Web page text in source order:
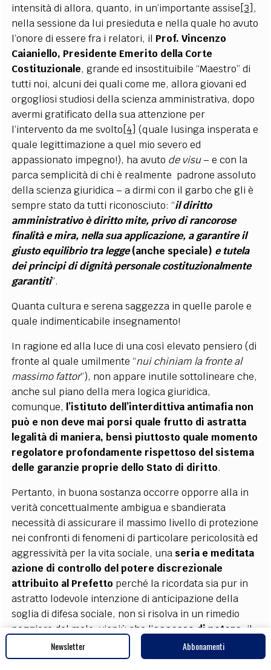
intensità di allora, quanto, in un’importante assise[3] ,
nella sessione da lui presieduta e nella quale ho avuto
l’onore di essere fra i relatori, il Prof. Vincenzo
Caianiello, Presidente Emerito della Corte
Costituzionale, grande ed insostituibile “Maestro” di
tutti noi, alcuni dei quali come me, allora giovani ed
orgogliosi studiosi della scienza amministrativa, dopo
avermi gratificato della sua attenzione per
l’intervento da me svolto[4] (quale lusinga insperata e
quale legittimazione a quel mio severo ed
appassionato impegno!), ha avuto de visu– e con la
parca semplicità di chi è realmente padrone assoluto
della scienza giuridica – a dirmi con il garbo che gli è
sempre stato da tutti riconosciuto: “il diritto
amministrativo è diritto mite, privo di rancorose
finalità e mira, nella sua applicazione, a garantire il
giusto equilibrio tra legge(anche speciale) e tutela
dei principi di dignità personale costituzionalmente
garantiti”.
Quanta cultura e serena saggezza in quelle parole e
quale indimenticabile insegnamento!
In ragione ed alla luce di una così elevato pensiero (di
fronte al quale umilmente “nui chiniam la fronte al
massimo fattor”), non appare inutile sottolineare che,
anche sul piano della mera logica giuridica,
comunque, l’istituto dell’interdittiva antimafia non
può e non deve mai porsi quale frutto di astratta
legalità di maniera, bensì piuttosto quale momento
regolatore profondamente rispettoso del sistema
delle garanzie proprie dello Stato di diritto.
Pertanto, in buona sostanza occorre opporre alla in
verità concettualmente ambigua e sbandierata
necessità di assicurare il massimo livello di protezione
nei confronti di fenomeni di particolare pericolosità ed
aggressività per la vita sociale, una seria e meditata
azione di controllo del potere discrezionale
attribuito al Prefetto perché la ricordata sia pur in
astratto lodevole intenzione di anticipazione della
soglia di difesa sociale, non si risolva in un rimedio
peggiore del male, viepiù che l’eccesso di potere , il
cui paradigma strutturale, così come oggi più che
mai, abbiamo imparato a conoscere e ad apprezzare,
Newsletter Abbonamenti